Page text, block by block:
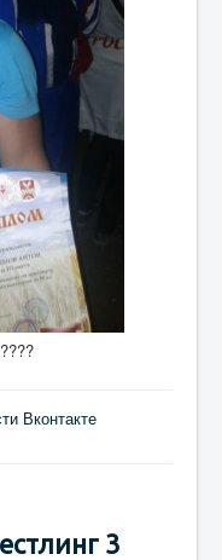
Вконтакте
3